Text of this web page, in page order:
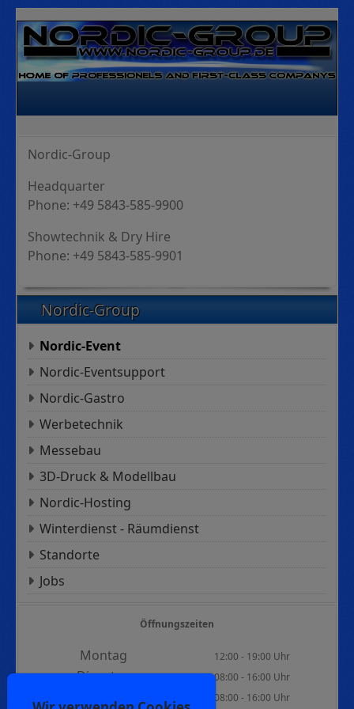
Nordic-Group
Headquarter
Phone: +49 5843-585-9900
Showtechnik & Dry Hire
Phone: +49 5843-585-9901
Nordic-Group
Nordic-Event
Nordic-Eventsupport
Nordic-Gastro
Werbetechnik
Messebau
3D-Druck & Modellbau
Nordic-Hosting
Winterdienst - Räumdienst
Standorte
Jobs
Öffnungszeiten
Montag 12:00 - 19:00 Uhr
Dienstag 08:00 - 16:00 Uhr
08:00 - 16:00 Uhr